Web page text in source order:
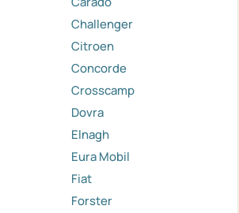
Challenger
Citroen
Concorde
Crosscamp
Dovra
Elnagh
Eura Mobil
Fiat
Forster